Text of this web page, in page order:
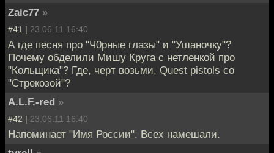
Zaic77 »
#41 | 23.06.11 16:40
А где песня про "Ч0рные глазы" и "Ушаночку"?
Почему обделили Мишу Круга с нетленкой про
"Кольщика"? Где, черт возьми, Quest pistols со
"Стрекозой"?
A.L.F.-red »
#42 | 23.06.11 16:40
Напоминает "Имя России". Всех намешали.